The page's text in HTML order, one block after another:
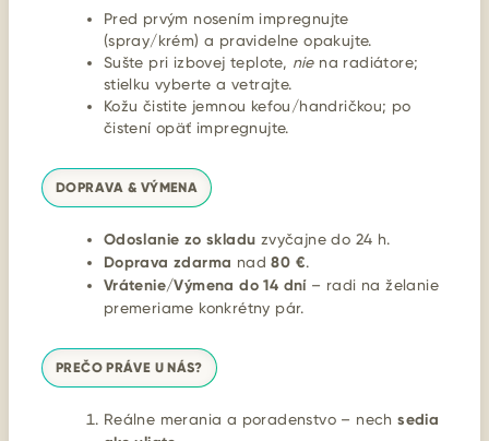
Pred prvým nosením impregnujte
(spray/krém) a pravidelne opakujte.
Sušte pri izbovej teplote, niena radiátore;
stielku vyberte a vetrajte.
Kožu čistite jemnou kefou/handričkou; po
čistení opäť impregnujte.
DOPRAVA & VÝMENA
Odoslanie zo skladu zvyčajne do 24 h.
Doprava zdarma nad80 €.
Vrátenie/Výmena do 14 dní– radi na želanie
premeriame konkrétny pár.
PREČO PRÁVE U NÁS?
Reálne merania a poradenstvo – nechsedia